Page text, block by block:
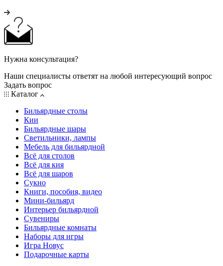
Нужна консультация?
Наши специалисты ответят на любой интересующий вопрос
Задать вопрос
Каталог
Бильярдные столы
Кии
Бильярдные шары
Светильники, лампы
Мебель для бильярдной
Всё для столов
Всё для кия
Всё для шаров
Сукно
Книги, пособия, видео
Мини-бильярд
Интерьер бильярдной
Сувениры
Бильярдные комнаты
Наборы для игры
Игра Новус
Подарочные карты